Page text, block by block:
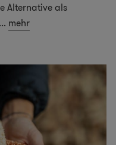
Alternative als
... mehr